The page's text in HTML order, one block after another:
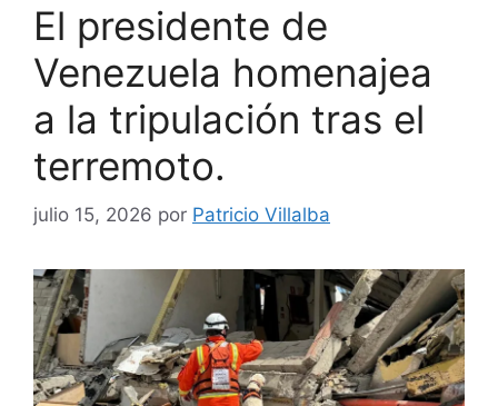
El presidente de
Venezuela homenajea
a la tripulación tras el
terremoto.
julio 15, 2026 por Patricio Villalba